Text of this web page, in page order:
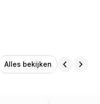
Alles bekijken